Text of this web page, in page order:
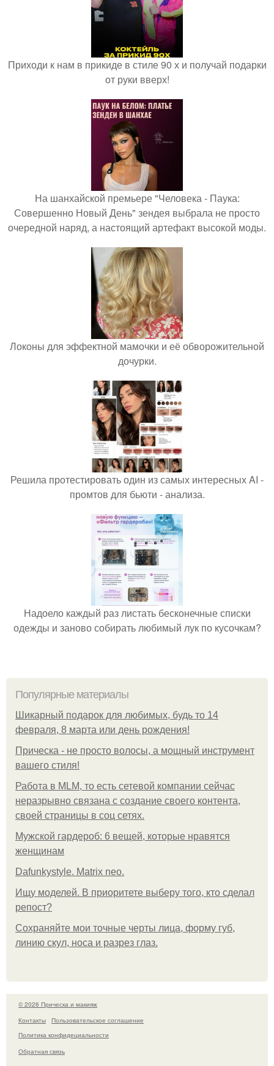
Приходи к нам в прикиде в стиле 90 х и получай подарки
от руки вверх!
На шанхайской премьере "Человека - Паука:
Совершенно Новый День" зендея выбрала не просто
очередной наряд, а настоящий артефакт высокой моды.
Локоны для эффектной мамочки и её обворожительной
дочурки.
Решила протестировать один из самых интересных AI -
промтов для бьюти - анализа.
Надоело каждый раз листать бесконечные списки
одежды и заново собирать любимый лук по кусочкам?
Популярные материалы
Шикарный подарок для любимых, будь то 14
февраля, 8 марта или день рождения!
Прическа - не просто волосы, а мощный инструмент
вашего стиля!
Работа в MLM, то есть сетевой компании сейчас
неразрывно связана с создание своего контента,
своей страницы в соц сетях.
Мужской гардероб: 6 вещей, которые нравятся
женщинам
Dafunkystyle. Matrix neo.
Ищу моделей. В приоритете выберу того, кто сделал
репост?
Сохраняйте мои точные черты лица, форму губ,
линию скул, носа и разрез глаз.
© 2026 Прическа и макияж
Контакты
Пользовательское соглашение
Политика конфидециальности
Обратная связь